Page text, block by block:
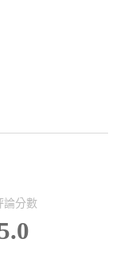
論分數